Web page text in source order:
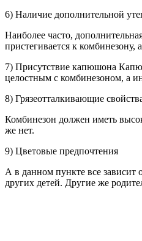
6) Наличие дополнительной
Наиболее часто,
пристегивается к
7) Присутствие капюшона
целостным с комбинезоном, а
8) Грязеотталкивающие
Комбинезон должен иметь
же нет.
9) Цветовые предпочтения
А в данном пункте все зависит
других детей. Другие же